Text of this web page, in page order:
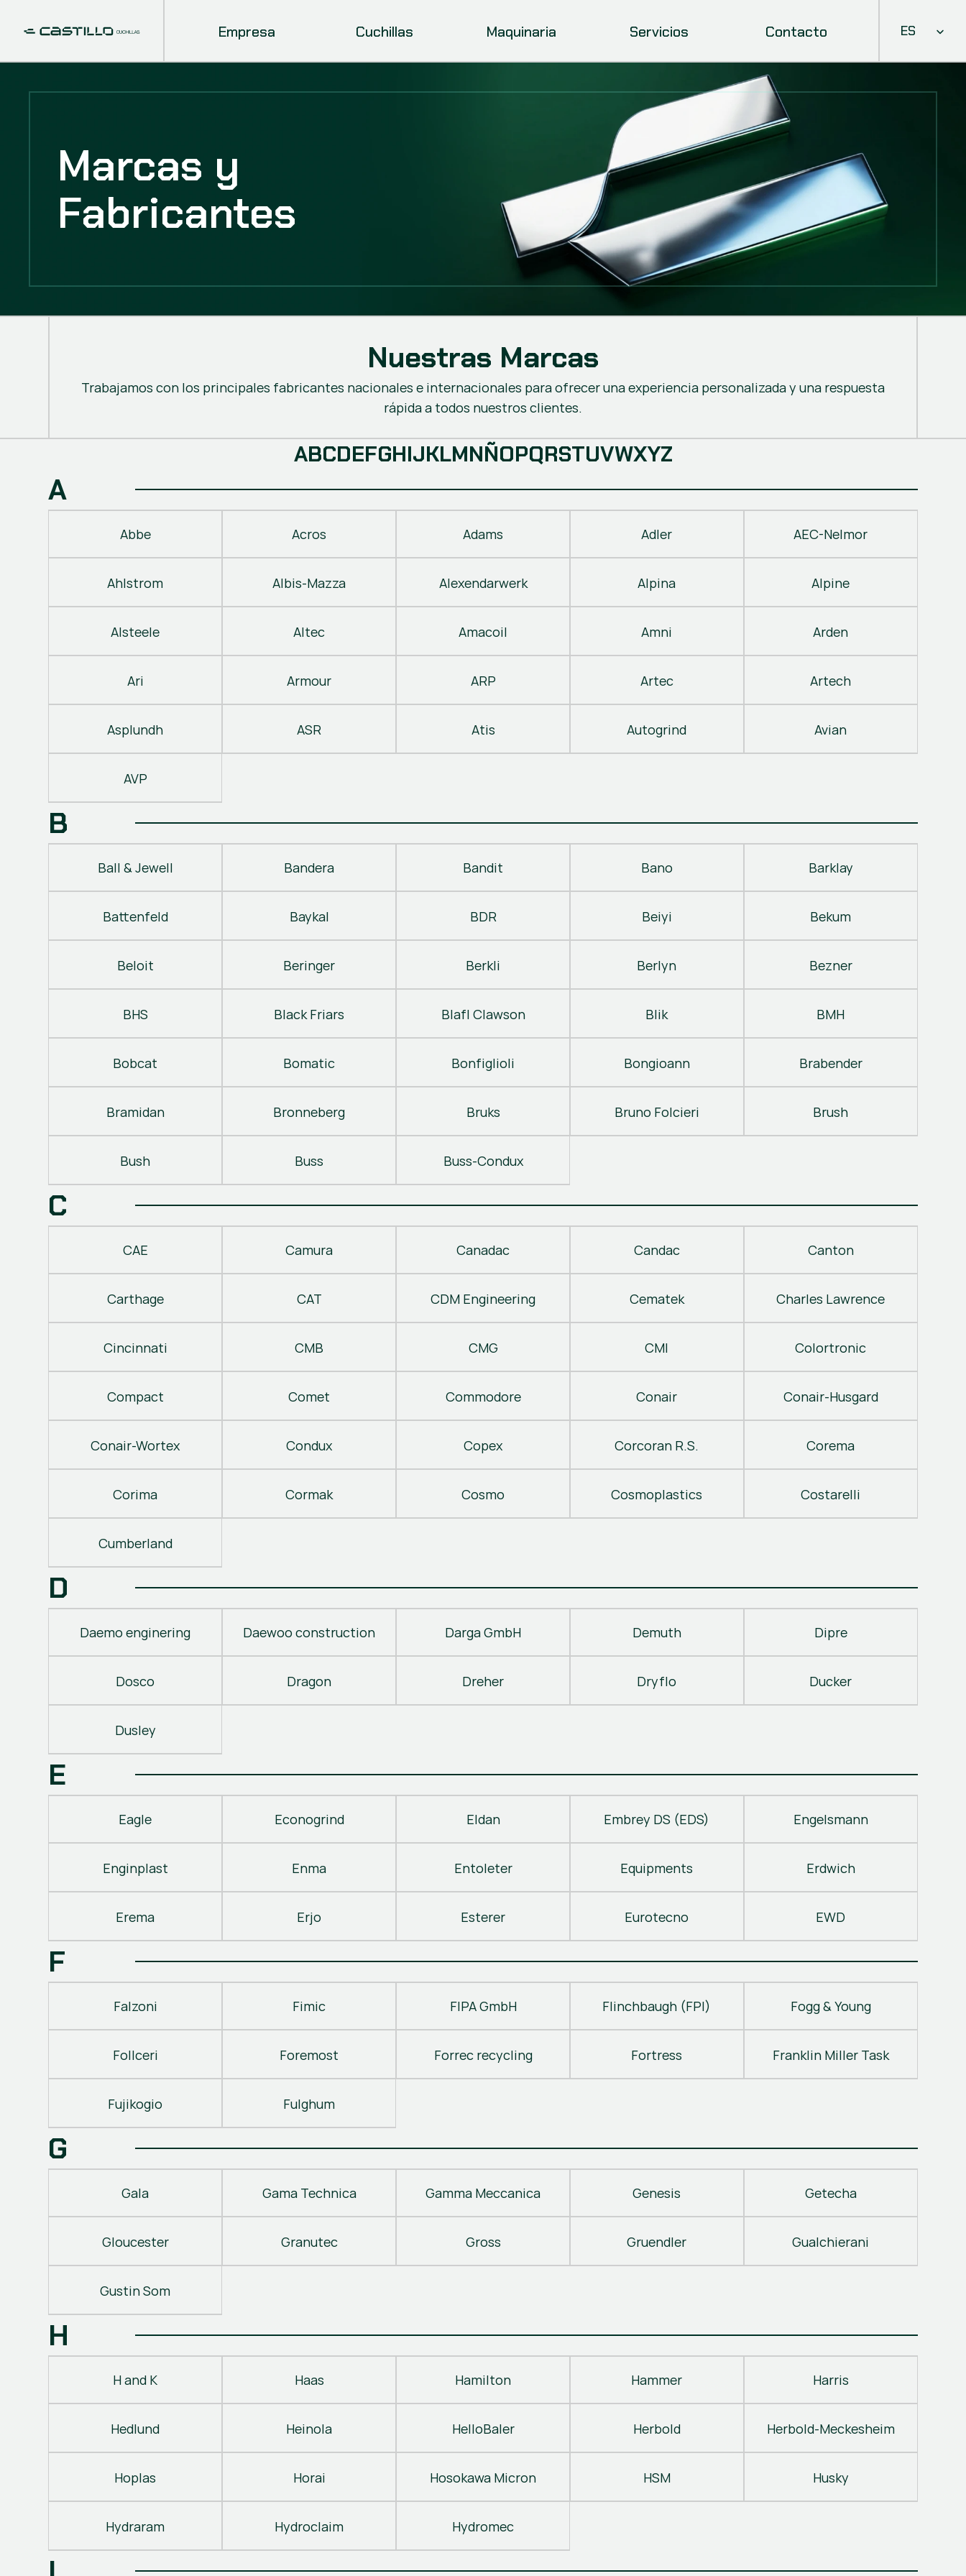
Empresa Cuchillas Maquinaria Servicios Contacto Select
ES
Marcas y
Fabricantes
Nuestras Marcas
Trabajamos con los principales fabricantes nacionales e internacionales para ofrecer una experiencia personalizada y una respuesta
rápida a todos nuestros clientes.
ABCDEFGHIJKLMNÑOPQRSTUVWXYZ
A
Abbe Acros Adams Adler AEC-Nelmor
Ahlstrom Albis-Mazza Alexendarwerk Alpina Alpine
Alsteele Altec Amacoil Amni Arden
Ari Armour ARP Artec Artech
Asplundh ASR Atis Autogrind Avian
AVP
B
Ball & Jewell Bandera Bandit Bano Barklay
Battenfeld Baykal BDR Beiyi Bekum
Beloit Beringer Berkli Berlyn Bezner
BHS Black Friars Blafl Clawson Blik BMH
Bobcat Bomatic Bonfiglioli Bongioann Brabender
Bramidan Bronneberg Bruks Bruno Folcieri Brush
Bush Buss Buss-Condux
C
CAE Camura Canadac Candac Canton
Carthage CAT CDM Engineering Cematek Charles Lawrence
Cincinnati CMB CMG CMI Colortronic
Compact Comet Commodore Conair Conair-Husgard
Conair-Wortex Condux Copex Corcoran R.S. Corema
Corima Cormak Cosmo Cosmoplastics Costarelli
Cumberland
D
Daemo enginering Daewoo construction Darga GmbH Demuth Dipre
Dosco Dragon Dreher Dryflo Ducker
Dusley
E
Eagle Econogrind Eldan Embrey DS (EDS) Engelsmann
Enginplast Enma Entoleter Equipments Erdwich
Erema Erjo Esterer Eurotecno EWD
F
Falzoni Fimic FIPA GmbH Flinchbaugh (FPI) Fogg & Young
Follceri Foremost Forrec recycling Fortress Franklin Miller Task
Fujikogio Fulghum
G
Gala Gama Technica Gamma Meccanica Genesis Getecha
Gloucester Granutec Gross Gruendler Gualchierani
Gustin Som
H
H and K Haas Hamilton Hammer Harris
Hedlund Heinola HelloBaler Herbold Herbold-Meckesheim
Hoplas Horai Hosokawa Micron HSM Husky
Hydraram Hydroclaim Hydromec